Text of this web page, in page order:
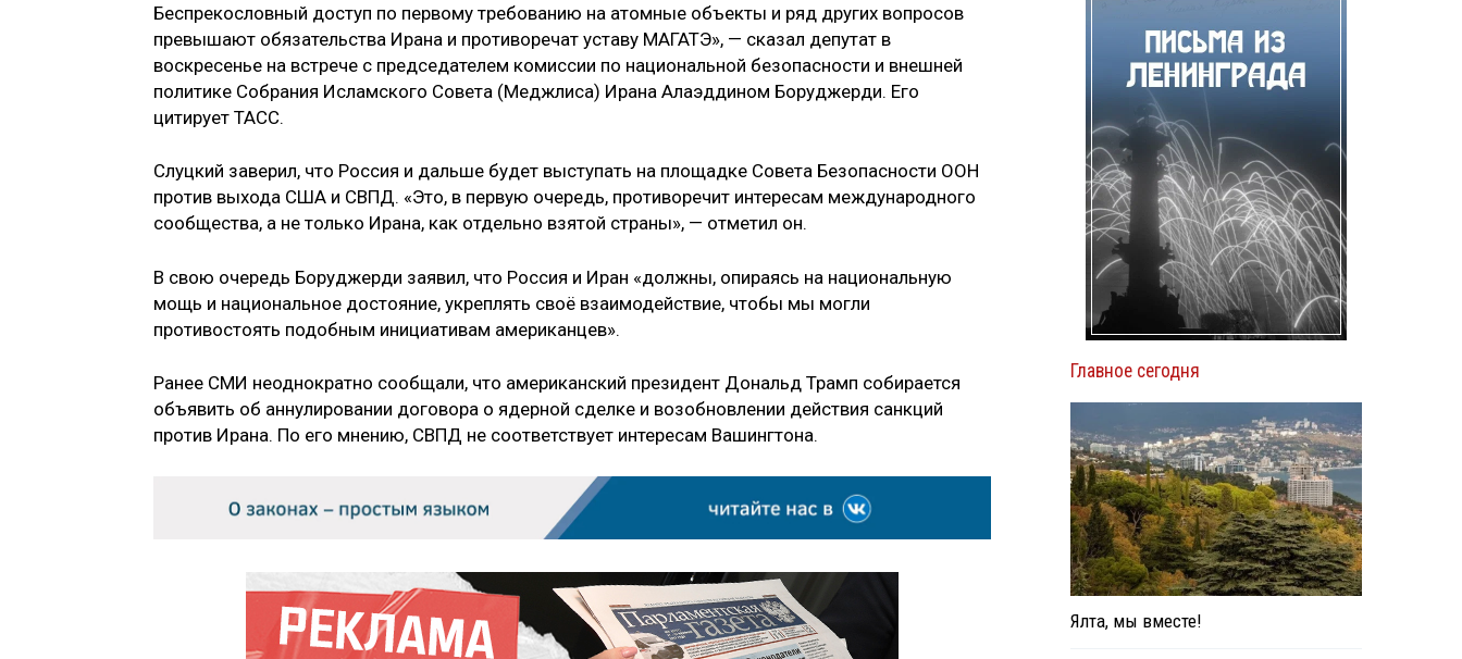
Беспрекословный доступ по первому требованию на атомные объекты и ряд других вопросов
превышают обязательства Ирана и противоречат уставу МАГАТЭ», — сказал депутат в
воскресенье на встрече с председателем комиссии по национальной безопасности и внешней
политике Собрания Исламского Совета (Меджлиса) Ирана Алаэддином Боруджерди. Его
цитирует ТАСС.
Слуцкий заверил, что Россия и дальше будет выступать на площадке Совета Безопасности ООН
против выхода США и СВПД. «Это, в первую очередь, противоречит интересам международного
сообщества, а не только Ирана, как отдельно взятой страны», — отметил он.
В свою очередь Боруджерди заявил, что Россия и Иран «должны, опираясь на национальную
мощь и национальное достояние, укреплять своё взаимодействие, чтобы мы могли
противостоять подобным инициативам американцев».
Ранее СМИ неоднократно сообщали, что американский президент Дональд Трамп собирается
объявить об аннулировании договора о ядерной сделке и возобновлении действия санкций
против Ирана. По его мнению, СВПД не соответствует интересам Вашингтона.
Главное сегодня
Ялта, мы вместе!